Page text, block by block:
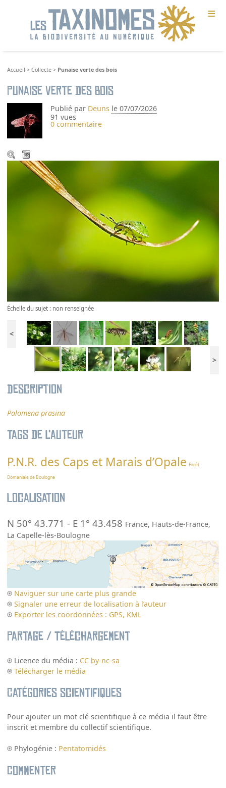
≡
Accueil >Collecte > Punaise verte des bois
Punaise verte des bois
Publié par Deuns le 07/07/2026
91 vues
0 commentaire
Échelle du sujet : non renseignée
<
>
Description
Palomena prasina
Tags de l’auteur
P.N.R. des Caps et Marais d’Opale Forêt
Domaniale de Boulogne
Localisation
N 50° 43.771 - E 1° 43.458 France, Hauts-de-France,
La Capelle-lès-Boulogne
Naviguer sur une carte plus grande
Signaler une erreur de localisation à l’auteur
Exporter les coordonnées : GPS, KML
Partage / Téléchargement
Licence du média : CC by-nc-sa
Télécharger le média
Catégories scientifiques
Pour ajouter un mot clé scientifique à ce média il faut être
inscrit et membre du collectif scientifique.
Phylogénie : Pentatomidés
Commenter